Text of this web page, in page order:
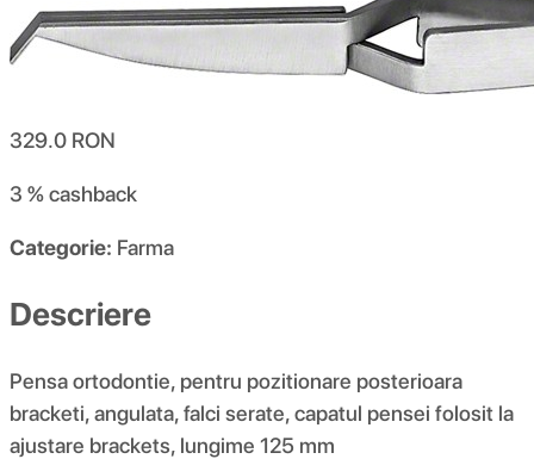
329.0 RON
3 %cashback
Categorie: Farma
Descriere
Pensa ortodontie, pentru pozitionare posterioara
bracketi, angulata, falci serate, capatul pensei folosit la
ajustare brackets, lungime 125 mm